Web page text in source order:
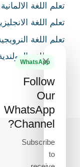
تعلم اللغة الالمانية
تعلم اللغة
تعلم اللغة
تعلم اللغة
×
WhatsApp
Follow
Our
WhatsApp
Channel?
Subscribe
to